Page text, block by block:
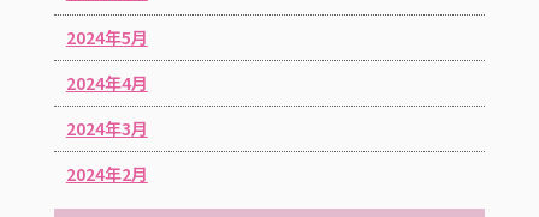
2024年5月
2024年4月
2024年3月
2024年2月